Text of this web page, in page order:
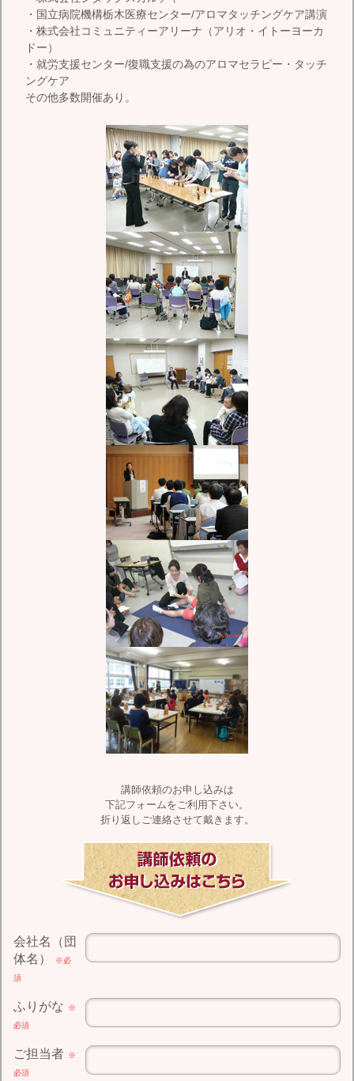
・国立病院機構栃木医療センター/アロマタッチングケア講演
・株式会社コミュニティーアリーナ（アリオ・イトーヨーカ
ドー）
・就労支援センター/復職支援の為のアロマセラピー・タッチ
ングケア
その他多数開催あり。
講師依頼のお申し込みは
下記フォームをご利用下さい。
折り返しご連絡させて戴きます。
会社名（団
体名）
※必
須
ふりがな
※
必須
ご担当者 ※
必須